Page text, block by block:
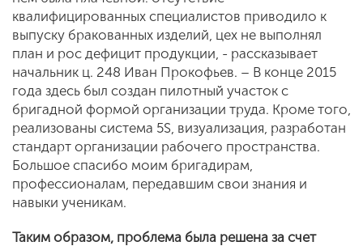
квалифицированных специалистов приводило к
выпуску бракованных изделий, цех не выполнял
план и рос дефицит продукции, - рассказывает
начальник ц. 248 Иван Прокофьев. – В конце 2015
года здесь был создан пилотный участок с
бригадной формой организации труда. Кроме того,
реализованы система 5S, визуализация, разработан
стандарт организации рабочего пространства.
Большое спасибо моим бригадирам,
профессионалам, передавшим свои знания и
навыки ученикам.
Таким образом, проблема была решена за счет